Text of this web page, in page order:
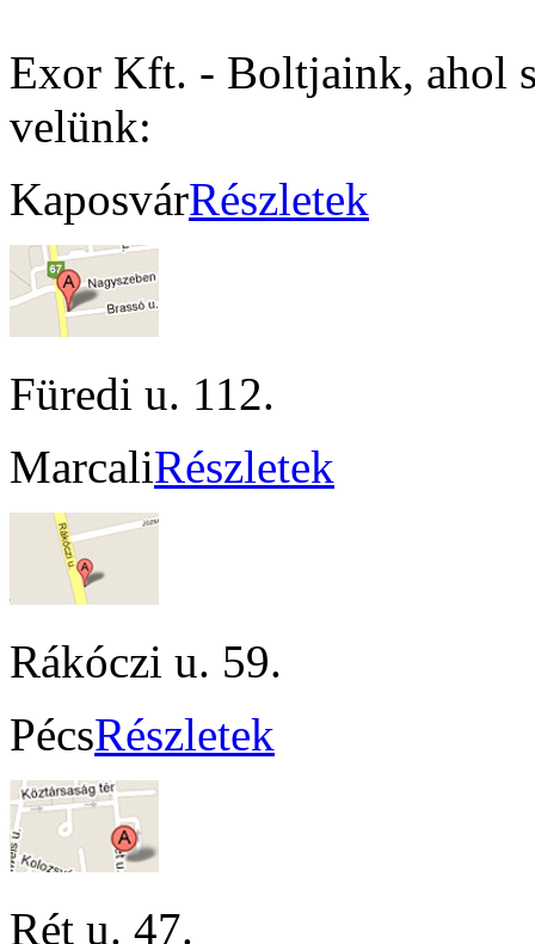
Exor Kft. - Boltjaink, ahol
velünk:
KaposvárRészletek
Füredi u. 112.
MarcaliRészletek
Rákóczi u. 59.
PécsRészletek
Rét u. 47.